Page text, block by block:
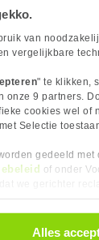
van
vergelijkbare
" te klikken,
onze 9 partners.
cookies wel of
Selectie
gedeeld
of onder
je gegeven
onze website te
Alles
een
Dit zorgt ervoor
is het
kleiner is. Vooral
top 5
casefans die
Deze selectie
een keuze